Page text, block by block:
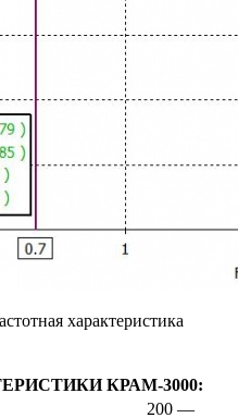
характеристика
КРАМ-3000:
200 —